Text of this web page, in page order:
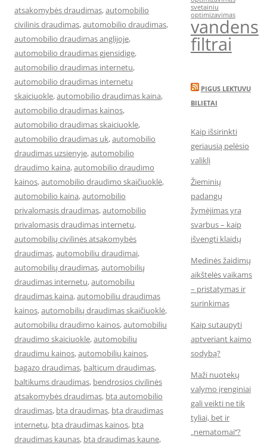
atsakomybės draudimas,automobilio
civilinis draudimas,automobilio draudimas,
automobilio draudimas anglijoje,
automobilio draudimas gjensidige,
automobilio draudimas internetu,
automobilio draudimas internetu
skaiciuokle,automobilio draudimas kaina,
automobilio draudimas kainos,
automobilio draudimas skaiciuokle,
automobilio draudimas uk,automobilio
draudimas uzsienyje,automobilio
draudimo kaina,automobilio draudimo
kainos,automobilio draudimo skaičiuoklė,
automobilio kaina,automobilio
privalomasis draudimas,automobilio
privalomasis draudimas internetu,
automobilių civilinės atsakomybės
draudimas,automobiliu draudimai,
automobilių draudimas,automobilių
draudimas internetu,automobiliu
draudimas kaina,automobiliu draudimas
kainos,automobilių draudimas skaičiuoklė,
automobiliu draudimo kainos,automobiliu
draudimo skaiciuokle,automobiliu
draudimu kainos,automobilių kainos,
bagazo draudimas, balticum draudimas,
baltikums draudimas, bendrosios civilinės
atsakomybės draudimas, bta automobilio
draudimas, bta draudimas, bta draudimas
internetu, bta draudimas kainos, bta
draudimas kaunas, bta draudimas kaune,
svetainiu
optimizavimas
vandens
filtrai
PIGUS LEKTUVU
BILIETAI
Kaip išsirinkti
geriausią pelėsio
valiklį
Žieminių
padangų
žymėjimas yra
svarbus – kaip
išvengti klaidų
Medinės žaidimų
aikštelės vaikams
– pristatymas ir
surinkimas
Kaip sutaupyti
aptveriant kaimo
sodybą?
Maži nuotekų
valymo įrenginiai
gali veikti ne tik
tyliai, bet ir
„nematomai‘‘?